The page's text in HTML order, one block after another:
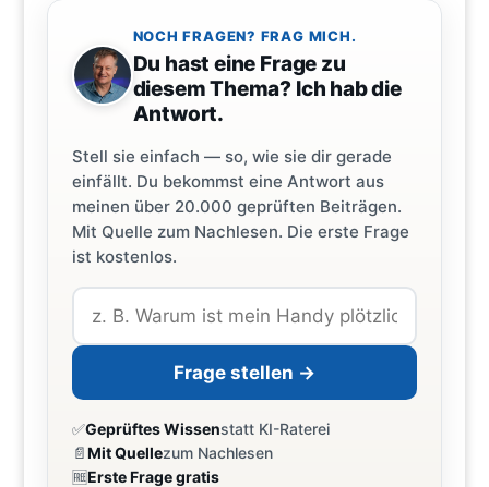
NOCH FRAGEN? FRAG MICH.
Du hast eine Frage zu
diesem Thema? Ich hab die
Antwort.
Stell sie einfach — so, wie sie dir gerade
einfällt. Du bekommst eine Antwort aus
meinen über 20.000 geprüften Beiträgen.
Mit Quelle zum Nachlesen. Die erste Frage
ist kostenlos.
Frage stellen →
✅Geprüftes Wissenstatt KI-Raterei
📄Mit Quellezum Nachlesen
🆓Erste Frage gratis